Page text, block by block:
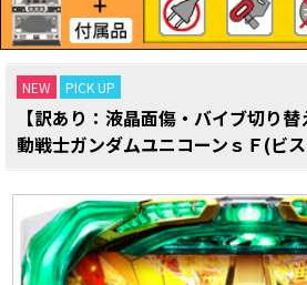
NEW PICK UP
【訳あり：液晶面傷・バイブ切り
動戦士ガンダムユニコーンｓＦ(ビ